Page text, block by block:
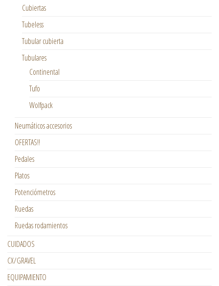
Cubiertas
Tubeless
Tubular cubierta
Tubulares
Continental
Tufo
Wolfpack
Neumáticos accesorios
OFERTAS!!
Pedales
Platos
Potenciómetros
Ruedas
Ruedas rodamientos
CUIDADOS
CX/GRAVEL
EQUIPAMIENTO